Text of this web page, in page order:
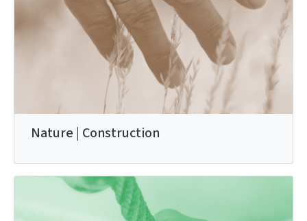
Nature | Construction